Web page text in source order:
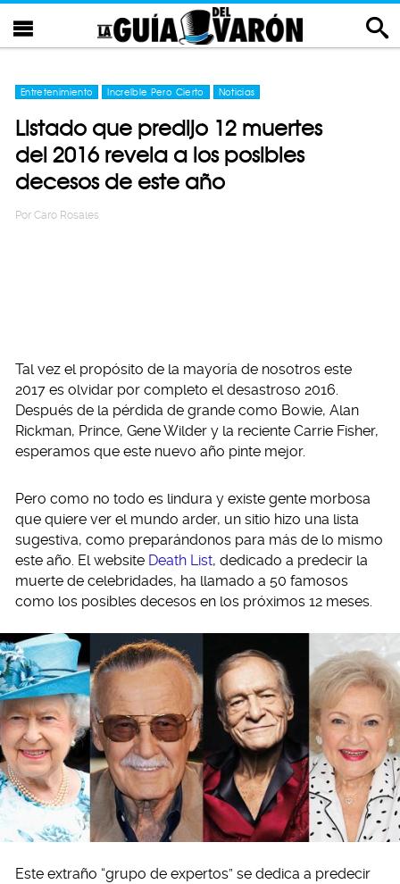
Entretenimiento Increíble Pero Cierto Noticias
Listado que predijo 12 muertes
del 2016 revela a los posibles
decesos de este año
Por Caro Rosales
Tal vez el propósito de la mayoría de nosotros este
2017 es olvidar por completo el desastroso 2016.
Después de la pérdida de grande como Bowie, Alan
Rickman, Prince, Gene Wilder y la reciente Carrie Fisher,
esperamos que este nuevo año pinte mejor.
Pero como no todo es lindura y existe gente morbosa
que quiere ver el mundo arder, un sitio hizo una lista
sugestiva, como preparándonos para más de lo mismo
este año. El website Death List, dedicado a predecir la
muerte de celebridades, ha llamado a 50 famosos
como los posibles decesos en los próximos 12 meses.
Este extraño “grupo de expertos” se dedica a predecir